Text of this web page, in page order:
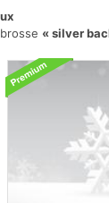
silver